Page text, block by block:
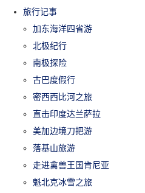
旅行记事
加东海洋四省游
北极纪行
南极探险
古巴度假行
密西西比河之旅
直击印度达兰萨拉
美加边境刀把游
落基山旅游
走进禽兽王国肯尼亚
魁北克冰雪之旅